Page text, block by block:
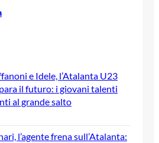
e Idele, l’Atalanta U23
il futuro: i giovani talenti
al grande salto
l’agente frena sull’Atalanta: